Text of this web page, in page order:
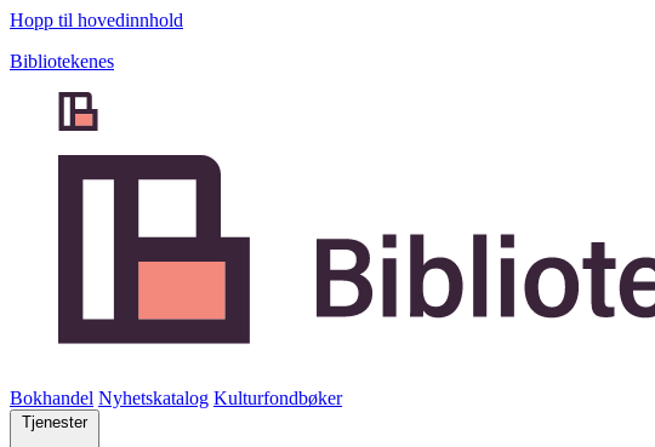
Hopp til hovedinnhold
Bibliotekenes
Bokhandel Nyhetskatalog Kulturfondbøker
Tjenester